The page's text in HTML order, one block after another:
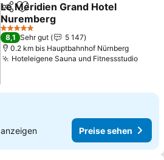
TeilenZu Favoriten hinzufügen
Le Méridien Grand Hotel
Nuremberg
Preise sehen
5 Sterne
8,1 Sehr gut
5 147
0.2 km bis Hauptbahnhof Nürnberg
Hoteleigene Sauna und Fitnessstudio
anzeigen Preise sehen